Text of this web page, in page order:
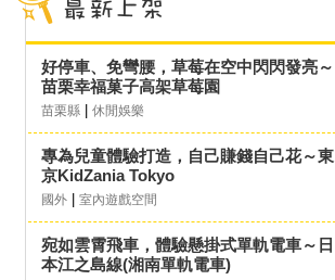
好停車、免彎腰，草莓在空中閃閃發亮～
苗栗幸福菓子高架草莓園
苗栗縣 休閒娛樂
專為兒童體驗打造，自己賺錢自己花～東
京KidZania Tokyo
國外 室內遊戲空間
宛如雲霄飛車，體驗懸掛式單軌電車～日
本江之島線(湘南單軌電車)